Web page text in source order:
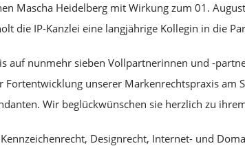
Mascha Heidelberg mit Wirkung zum 01.
die IP-Kanzlei eine langjährige Kollegin in die
auf nunmehr sieben Vollpartnerinnen und -
Fortentwicklung unserer Markenrechtspraxis
Wir beglückwünschen sie herzlich zu
Designrecht, Internet- und